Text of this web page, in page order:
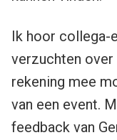
Ik hoor collega-
verzuchten over
rekening mee
van een event.
feedback van